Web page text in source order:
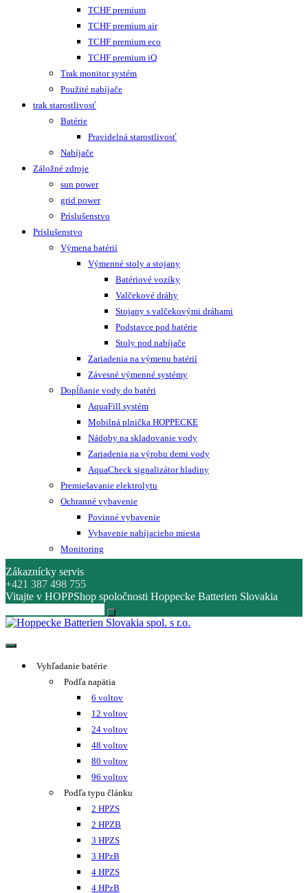
TCHF premium
TCHF premium air
TCHF premium eco
TCHF premium iQ
Trak monitor systém
Použité nabíjače
trak starostlivosť
Batérie
Pravidelná starostlivosť
Nabíjače
Záložné zdroje
sun power
grid power
Príslušenstvo
Príslušenstvo
Výmena batérií
Výmenné stoly a stojany
Batériové vozíky
Valčekové dráhy
Stojany s valčekovými dráhami
Podstavce pod batérie
Stoly pod nabíjače
Zariadenia na výmenu batérií
Závesné výmenné systémy
Dopĺňanie vody do batéri
AquaFill systém
Mobilná plnička HOPPECKE
Nádoby na skladovanie vody
Zariadenia na výrobu demi vody
AquaCheck signalizátor hladiny
Premiešavanie elektrolytu
Ochranné vybavenie
Povinné vybavenie
Vybavenie nabíjacieho miesta
Monitoring
Zákaznícky servis
+421 387 498 755
Vitajte v HOPPShop spoločnosti Hoppecke Batterien Slovakia
Hoppecke Batterien Slovakia spol. s r.o.
Online B2B konfigurátor HOPPECKE
Vyhľadanie batérie
Podľa napätia
6 voltov
12 voltov
24 voltov
48 voltov
80 voltov
96 voltov
Podľa typu článku
2 HPZS
2 HPZB
3 HPZS
3 HPzB
4 HPZS
4 HPzB